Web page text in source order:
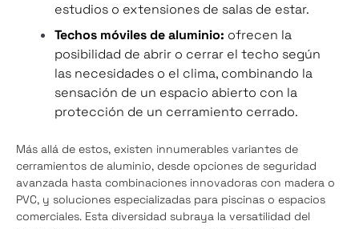
estudios o extensiones de salas de estar.
Techos móviles de aluminio: ofrecen la
posibilidad de abrir o cerrar el techo según
las necesidades o el clima, combinando la
sensación de un espacio abierto con la
protección de un cerramiento cerrado.
Más allá de estos, existen innumerables variantes de
cerramientos de aluminio, desde opciones de seguridad
avanzada hasta combinaciones innovadoras con madera o
PVC, y soluciones especializadas para piscinas o espacios
comerciales. Esta diversidad subraya la versatilidad del